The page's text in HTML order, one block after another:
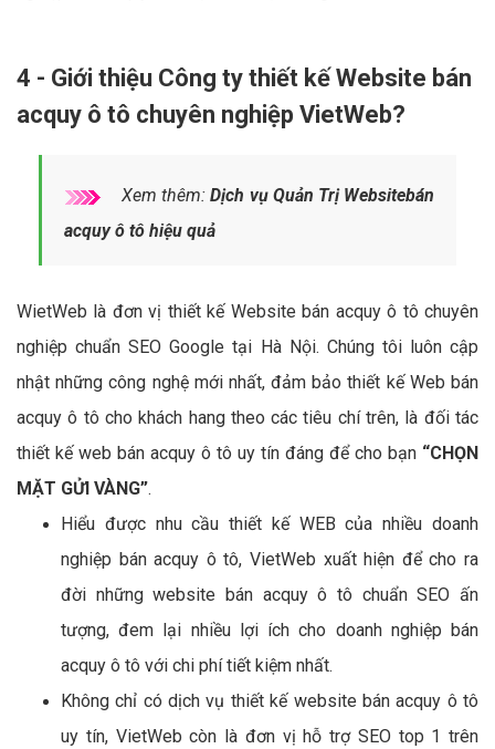
4 - Giới thiệu Công ty thiết kế Website bán
acquy ô tô chuyên nghiệp VietWeb?
Xem thêm:Dịch vụ Quản Trị Websitebán
acquy ô tô hiệu quả
WietWeb là đơn vị thiết kế Website bán acquy ô tô chuyên
nghiệp chuẩn SEO Google tại Hà Nội. Chúng tôi luôn cập
nhật những công nghệ mới nhất, đảm bảo thiết kế Web bán
acquy ô tô cho khách hang theo các tiêu chí trên, là đối tác
thiết kế web bán acquy ô tô uy tín đáng để cho bạn “CHỌN
MẶT GỬI VÀNG”.
Hiểu được nhu cầu thiết kế WEB của nhiều doanh
nghiệp bán acquy ô tô, VietWeb xuất hiện để cho ra
đời những website bán acquy ô tô chuẩn SEO ấn
tượng, đem lại nhiều lợi ích cho doanh nghiệp bán
acquy ô tô với chi phí tiết kiệm nhất.
Không chỉ có dịch vụ thiết kế website bán acquy ô tô
uy tín, VietWeb còn là đơn vị hỗ trợ SEO top 1 trên